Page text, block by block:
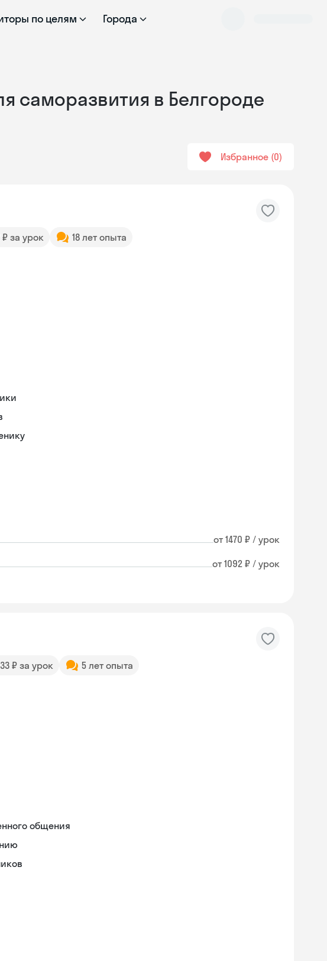
по целям Города
саморазвития в Белгороде
Избранное 0
₽ за урок 18 лет опыта
от 1470 ₽ / урок
от 1092 ₽ / урок
₽ за урок 5 лет опыта
общения